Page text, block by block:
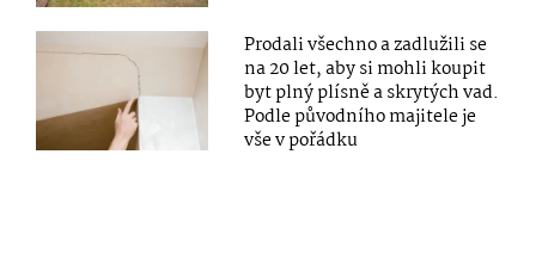
Prodali všechno a zadlužili se
na 20 let, aby si mohli koupit
byt plný plísně a skrytých vad.
Podle původního majitele je
vše v pořádku